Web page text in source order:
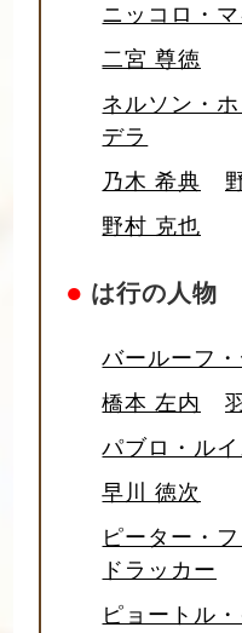
ニッコロ・
二宮 尊徳
ネルソン・
デラ
乃木 希典
野村 克也
● は行の人物
バールーフ
橋本 左内
パブロ・ル
早川 徳次
ピーター・
ドラッカー
ピョートル